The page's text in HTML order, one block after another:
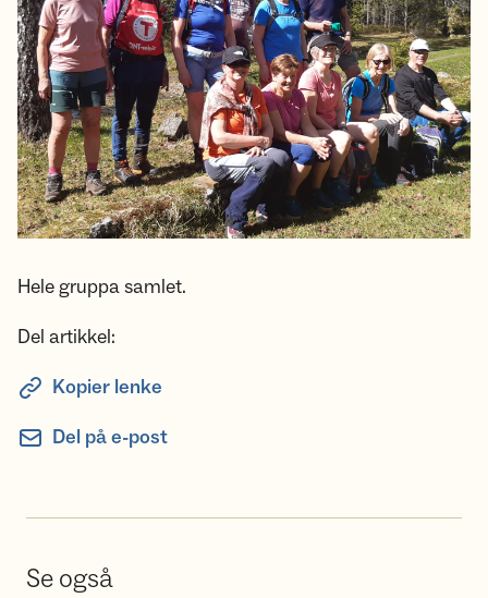
Hele gruppa samlet.
Del artikkel:
Kopier lenke
Del på e-post
Se også